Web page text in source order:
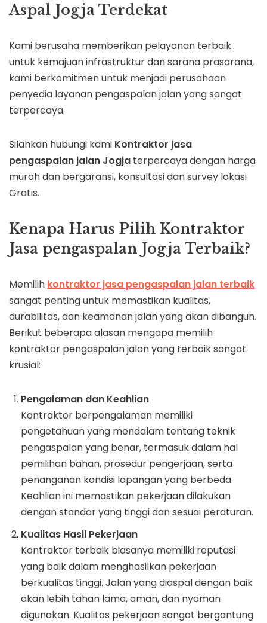
Aspal Jogja Terdekat
Kami berusaha memberikan pelayanan terbaik
untuk kemajuan infrastruktur dan sarana prasarana,
kami berkomitmen untuk menjadi perusahaan
penyedia layanan pengaspalan jalan yang sangat
terpercaya.
Silahkan hubungi kami Kontraktor jasa
pengaspalan jalan Jogja terpercaya dengan harga
murah dan bergaransi, konsultasi dan survey lokasi
Gratis.
Kenapa Harus Pilih Kontraktor
Jasa pengaspalan Jogja Terbaik?
Memilih kontraktor jasa pengaspalan jalan terbaik
sangat penting untuk memastikan kualitas,
durabilitas, dan keamanan jalan yang akan dibangun.
Berikut beberapa alasan mengapa memilih
kontraktor pengaspalan jalan yang terbaik sangat
krusial:
Pengalaman dan Keahlian
Kontraktor berpengalaman memiliki
pengetahuan yang mendalam tentang teknik
pengaspalan yang benar, termasuk dalam hal
pemilihan bahan, prosedur pengerjaan, serta
penanganan kondisi lapangan yang berbeda.
Keahlian ini memastikan pekerjaan dilakukan
dengan standar yang tinggi dan sesuai peraturan.
Kualitas Hasil Pekerjaan
Kontraktor terbaik biasanya memiliki reputasi
yang baik dalam menghasilkan pekerjaan
berkualitas tinggi. Jalan yang diaspal dengan baik
akan lebih tahan lama, aman, dan nyaman
digunakan. Kualitas pekerjaan sangat bergantung